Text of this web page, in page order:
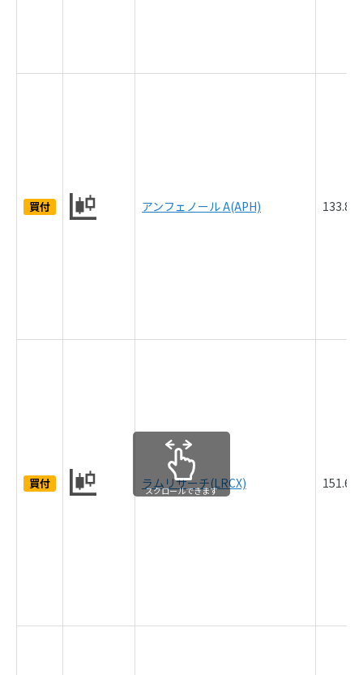
買付 アンフェノール A(APH) 133.82
買付 ラムリサーチ(LRCX) 151.68
スクロールできます